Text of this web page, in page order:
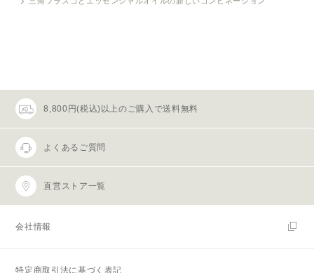
8,800円(税込)以上のご購入で送料無料
よくあるご質問
直営ストア一覧
会社情報
特定商取引法に基づく表記